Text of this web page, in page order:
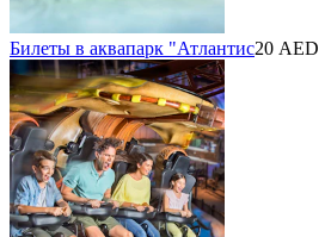
Билеты в аквапарк "Атлантис20 AED